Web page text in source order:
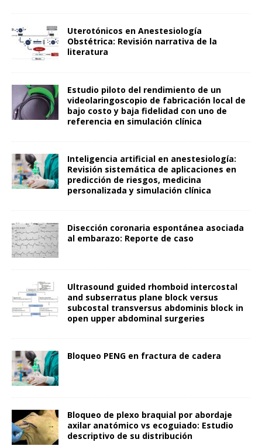
Uterotónicos en Anestesiología
Obstétrica: Revisión narrativa de la
literatura
Estudio piloto del rendimiento de un
videolaringoscopio de fabricación local de
bajo costo y baja fidelidad con uno de
referencia en simulación clínica
Inteligencia artificial en anestesiología:
Revisión sistemática de aplicaciones en
predicción de riesgos, medicina
personalizada y simulación clínica
Disección coronaria espontánea asociada
al embarazo: Reporte de caso
Ultrasound guided rhomboid intercostal
and subserratus plane block versus
subcostal transversus abdominis block in
open upper abdominal surgeries
Bloqueo PENG en fractura de cadera
Bloqueo de plexo braquial por abordaje
axilar anatómico vs ecoguiado: Estudio
descriptivo de su distribución